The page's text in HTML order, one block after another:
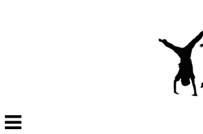
Veksle
navigasjon